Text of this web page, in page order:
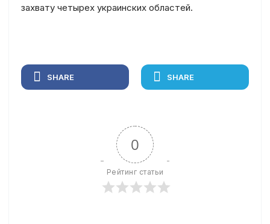
захвату четырех украинских областей.
SHARE SHARE
0
Рейтинг статьи